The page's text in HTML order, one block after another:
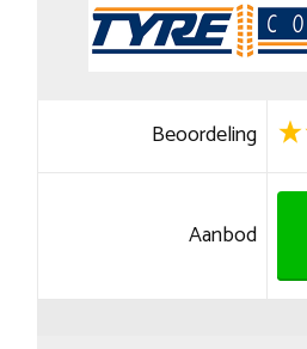
Beoordeling
Aanbod